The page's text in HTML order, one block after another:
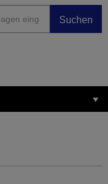
Suchen